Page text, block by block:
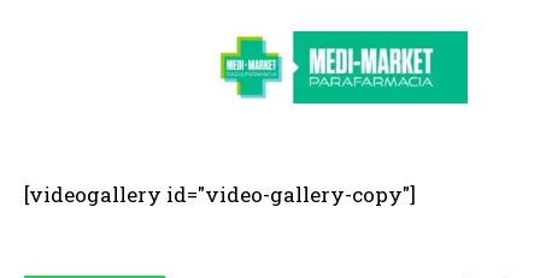
[videogallery id="video-gallery-copy"]